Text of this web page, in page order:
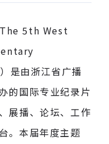
5th West
由浙江省广播
的国际专业纪录片
展播、论坛、工作
。本届年度主题